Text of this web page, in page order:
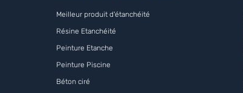
Meilleur produit d'étanchéité
Résine Etanchéité
Peinture Etanche
Peinture Piscine
Béton ciré